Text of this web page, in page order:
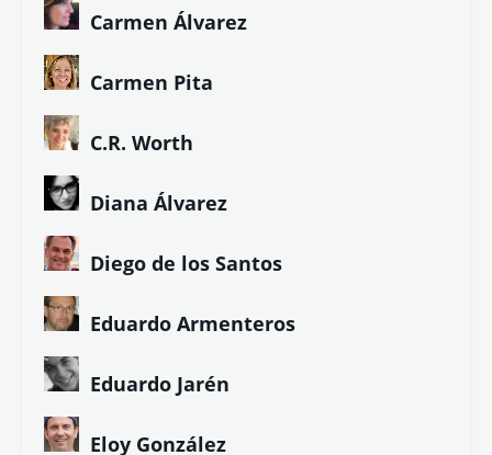
Alberto G. Ibáñez
Ángela Herrero
Antonio Hermosa